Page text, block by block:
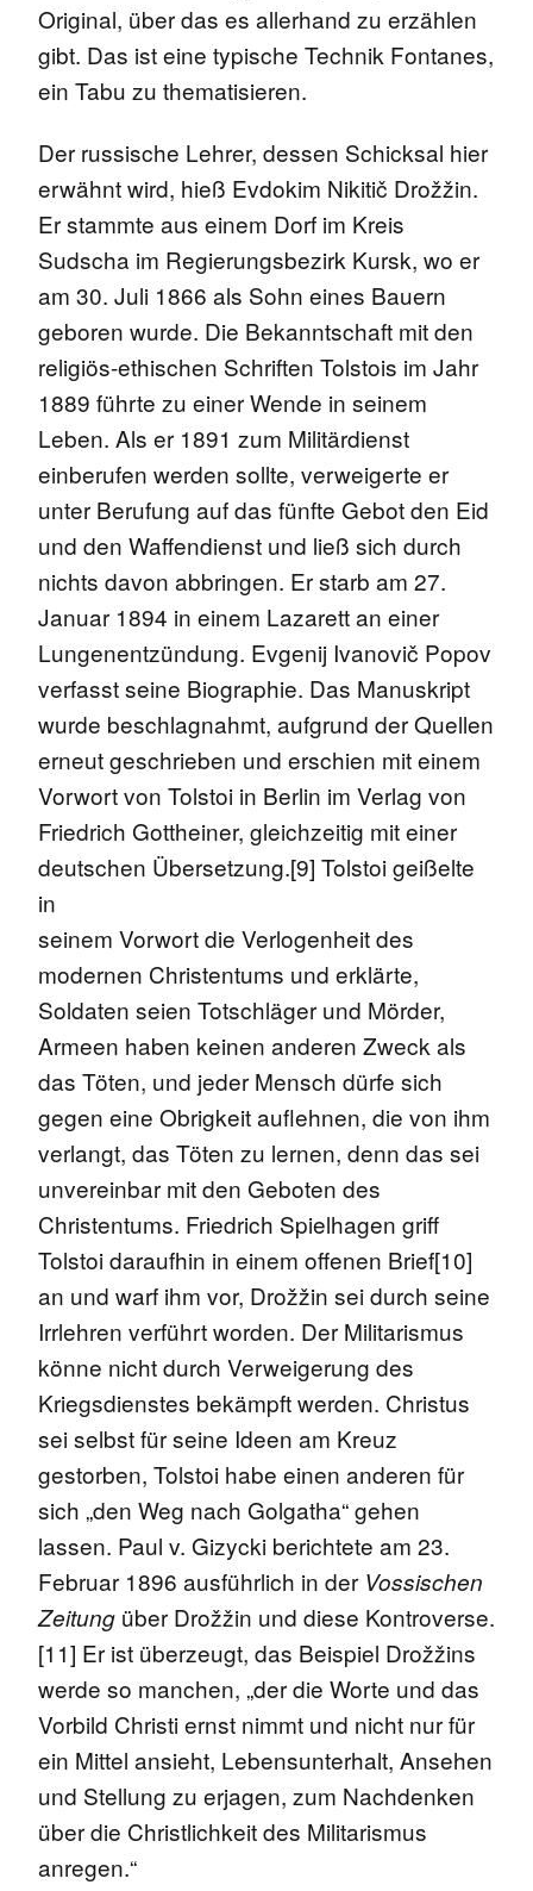
Original, über das es allerhand zu erzählen
gibt. Das ist eine typische Technik Fontanes,
ein Tabu zu thematisieren.
Der russische Lehrer, dessen Schicksal hier
erwähnt wird, hieß Evdokim Nikitič Drožžin.
Er stammte aus einem Dorf im Kreis
Sudscha im Regierungsbezirk Kursk, wo er
am 30. Juli 1866 als Sohn eines Bauern
geboren wurde. Die Bekanntschaft mit den
religiös-ethischen Schriften Tolstois im Jahr
1889 führte zu einer Wende in seinem
Leben. Als er 1891 zum Militärdienst
einberufen werden sollte, verweigerte er
unter Berufung auf das fünfte Gebot den Eid
und den Waffendienst und ließ sich durch
nichts davon abbringen. Er starb am 27.
Januar 1894 in einem Lazarett an einer
Lungenentzündung. Evgenij Ivanovič Popov
verfasst seine Biographie. Das Manuskript
wurde beschlagnahmt, aufgrund der Quellen
erneut geschrieben und erschien mit einem
Vorwort von Tolstoi in Berlin im Verlag von
Friedrich Gottheiner, gleichzeitig mit einer
deutschen Übersetzung.[9] Tolstoi geißelte
in
seinem Vorwort die Verlogenheit des
modernen Christentums und erklärte,
Soldaten seien Totschläger und Mörder,
Armeen haben keinen anderen Zweck als
das Töten, und jeder Mensch dürfe sich
gegen eine Obrigkeit auflehnen, die von ihm
verlangt, das Töten zu lernen, denn das sei
unvereinbar mit den Geboten des
Christentums. Friedrich Spielhagen griff
Tolstoi daraufhin in einem offenen Brief[10]
an und warf ihm vor, Drožžin sei durch seine
Irrlehren verführt worden. Der Militarismus
könne nicht durch Verweigerung des
Kriegsdienstes bekämpft werden. Christus
sei selbst für seine Ideen am Kreuz
gestorben, Tolstoi habe einen anderen für
sich „den Weg nach Golgatha“ gehen
lassen. Paul v. Gizycki berichtete am 23.
Februar 1896 ausführlich in der Vossischen
Zeitung über Drožžin und diese Kontroverse.
[11] Er ist überzeugt, das Beispiel Drožžins
werde so manchen, „der die Worte und das
Vorbild Christi ernst nimmt und nicht nur für
ein Mittel ansieht, Lebensunterhalt, Ansehen
und Stellung zu erjagen, zum Nachdenken
über die Christlichkeit des Militarismus
anregen.“